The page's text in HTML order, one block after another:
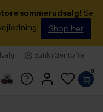
sommerudsalg! Se
Shop her
Butik i Gentofte
0